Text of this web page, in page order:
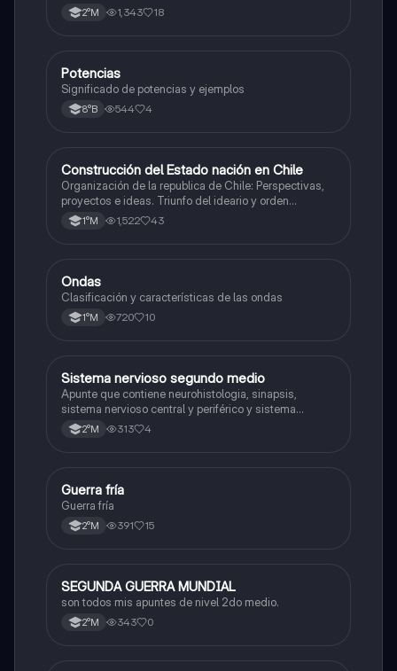
2°M 1,343 18
Matemáticas
Potencias
Significado de potencias y ejemplos
8°B 544 4
Historia
Construcción del Estado nación en Chile
Organización de la republica de Chile: Perspectivas,
proyectos e ideas. Triunfo del ideario y orden
conservador. Constitución de 1833. "Era Portaliana"
1°M 1,522 43
Física
Ondas
Clasificación y características de las ondas
1°M 720 10
Biología
Sistema nervioso segundo medio
Apunte que contiene neurohistologia, sinapsis,
sistema nervioso central y periférico y sistema
endocrino
2°M 313 4
Historia
Guerra fría
Guerra fría
2°M 391 15
Historia
SEGUNDA GUERRA MUNDIAL
son todos mis apuntes de nivel 2do medio.
2°M 343 0